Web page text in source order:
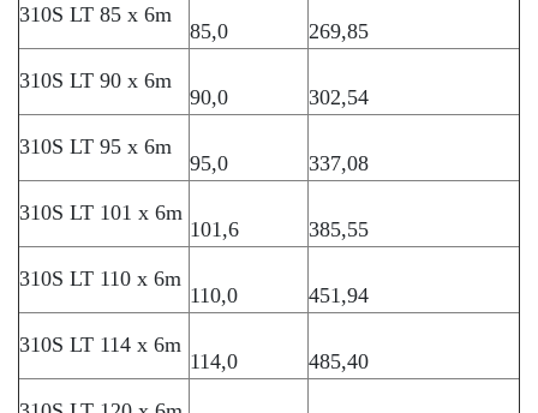
310S LT 85 x 6m
85,0 269,85
310S LT 90 x 6m
90,0 302,54
310S LT 95 x 6m
95,0 337,08
310S LT 101 x 6m
101,6 385,55
310S LT 110 x 6m
110,0 451,94
310S LT 114 x 6m
114,0 485,40